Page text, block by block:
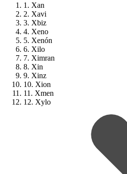
1. Xan
2. Xavi
3. Xbiz
4. Xeno
5. Xenón
6. Xilo
7. Ximran
8. Xin
9. Xinz
10. Xion
11. Xmen
12. Xylo